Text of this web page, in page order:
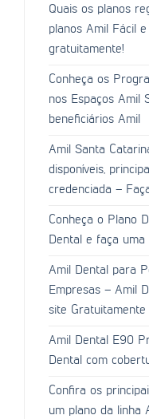
Quais os planos
planos Amil Fácil
gratuitamente!
Conheça os
nos Espaços Amil
beneficiários Amil
Amil Santa
disponíveis,
credenciada –
Conheça o Plano
Dental e faça uma
Amil Dental para
Empresas – Amil
site Gratuitamente
Amil Dental E90
Dental com
Confira os
um plano da linha